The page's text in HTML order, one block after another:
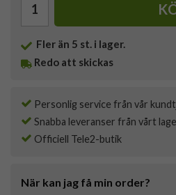
Fler än 5 st. i lager.
Redo att skickas
Personlig service från vår
Snabba leveranser från vårt
Officiell Tele2-butik
När kan jag få min order?